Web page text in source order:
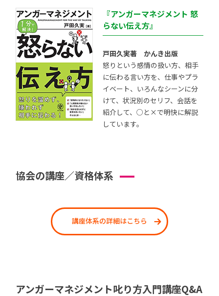
『アンガーマネジメント 怒
らない伝え方』
戸田久実著 かんき出版
怒りという感情の扱い方、相手
に伝わる言い方を、仕事やプラ
イベート、いろんなシーンに分
けて、状況別のセリフ、会話を
紹介して、○と×で明快に解説
しています。
協会の講座／資格体系
講座体系の詳細はこちら
アンガーマネジメント叱り方入門講座Q&A